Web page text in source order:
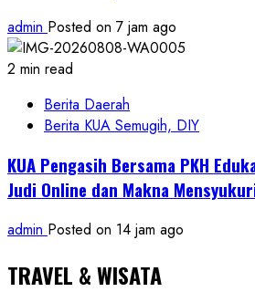
admin Posted on 7 jam ago
2 min read
Berita Daerah
Berita KUA Semugih, DIY
KUA Pengasih Bersama PKH
Judi Online dan Makna
admin Posted on 14 jam ago
TRAVEL & WISATA